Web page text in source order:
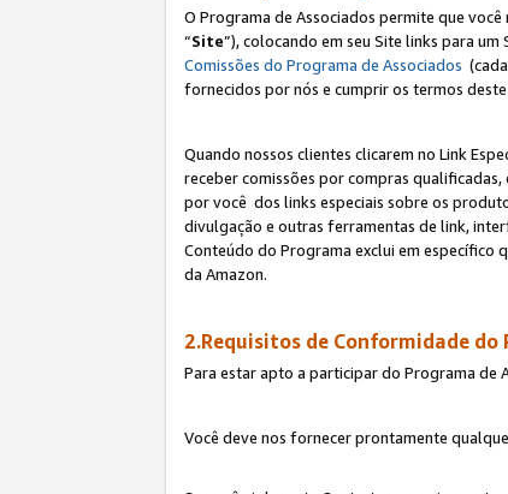
O Programa de Associados permite que
“Site”), colocando em seu Site links para
Comissões do Programa de Associados
fornecidos por nós e cumprir os termos
Quando nossos clientes clicarem no Link
receber comissões por compras
por você dos links especiais sobre os
divulgação e outras ferramentas de link,
Conteúdo do Programa exclui em
da Amazon.
2.Requisitos de Conformidade do
Para estar apto a participar do Programa de
Você deve nos fornecer prontamente